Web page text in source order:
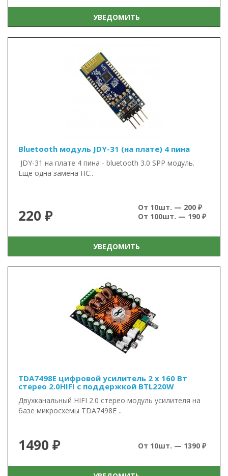
УВЕДОМИТЬ
Bluetooth модуль JDY-31 (на плате) 4 пина
JDY-31 на плате 4 пина - bluetooth 3.0 SPP модуль.
Ещё одна замена HC..
220 ₽
От 10шт. — 200 ₽
От 100шт. — 190 ₽
УВЕДОМИТЬ
TDA7498E цифровой усилитель 2 x 160 Вт
стерео 2.0HIFI с поддержкой BTL220W
Двухканальный HIFI 2.0 стерео модуль усилителя на
базе микросхемы TDA7498E ..
1490 ₽ От 10шт. — 1390 ₽